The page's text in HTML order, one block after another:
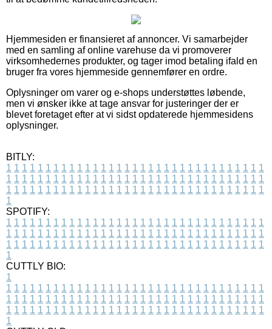
Hjemmesiden er finansieret af annoncer. Vi samarbejder
med en samling af online varehuse da vi promoverer
virksomhedernes produkter, og tager imod betaling ifald en
bruger fra vores hjemmeside gennemfører en ordre.
Oplysninger om varer og e-shops understøttes løbende,
men vi ønsker ikke at tage ansvar for justeringer der er
blevet foretaget efter at vi sidst opdaterede hjemmesidens
oplysninger.
BITLY:
1 1 1 1 1 1 1 1 1 1 1 1 1 1 1 1 1 1 1 1 1 1 1 1 1 1 1 1 1 1 1 1 1
1 1 1 1 1 1 1 1 1 1 1 1 1 1 1 1 1 1 1 1 1 1 1 1 1 1 1 1 1 1 1 1 1
1 1 1 1 1 1 1 1 1 1 1 1 1 1 1 1 1 1 1 1 1 1 1 1 1 1 1 1 1 1 1 1 1
1
SPOTIFY:
1 1 1 1 1 1 1 1 1 1 1 1 1 1 1 1 1 1 1 1 1 1 1 1 1 1 1 1 1 1 1 1 1
1 1 1 1 1 1 1 1 1 1 1 1 1 1 1 1 1 1 1 1 1 1 1 1 1 1 1 1 1 1 1 1 1
1 1 1 1 1 1 1 1 1 1 1 1 1 1 1 1 1 1 1 1 1 1 1 1 1 1 1 1 1 1 1 1 1
1
CUTTLY BIO:
1
1 1 1 1 1 1 1 1 1 1 1 1 1 1 1 1 1 1 1 1 1 1 1 1 1 1 1 1 1 1 1 1 1
1 1 1 1 1 1 1 1 1 1 1 1 1 1 1 1 1 1 1 1 1 1 1 1 1 1 1 1 1 1 1 1 1
1 1 1 1 1 1 1 1 1 1 1 1 1 1 1 1 1 1 1 1 1 1 1 1 1 1 1 1 1 1 1 1 1
1